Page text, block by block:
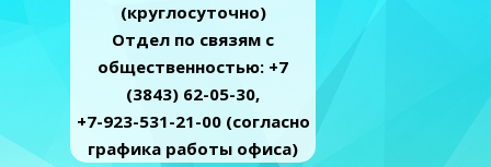
(круглосуточно)
Отдел по связям с
общественностью: +7
(3843) 62-05-30,
+7-923-531-21-00 (согласно
графика работы офиса)